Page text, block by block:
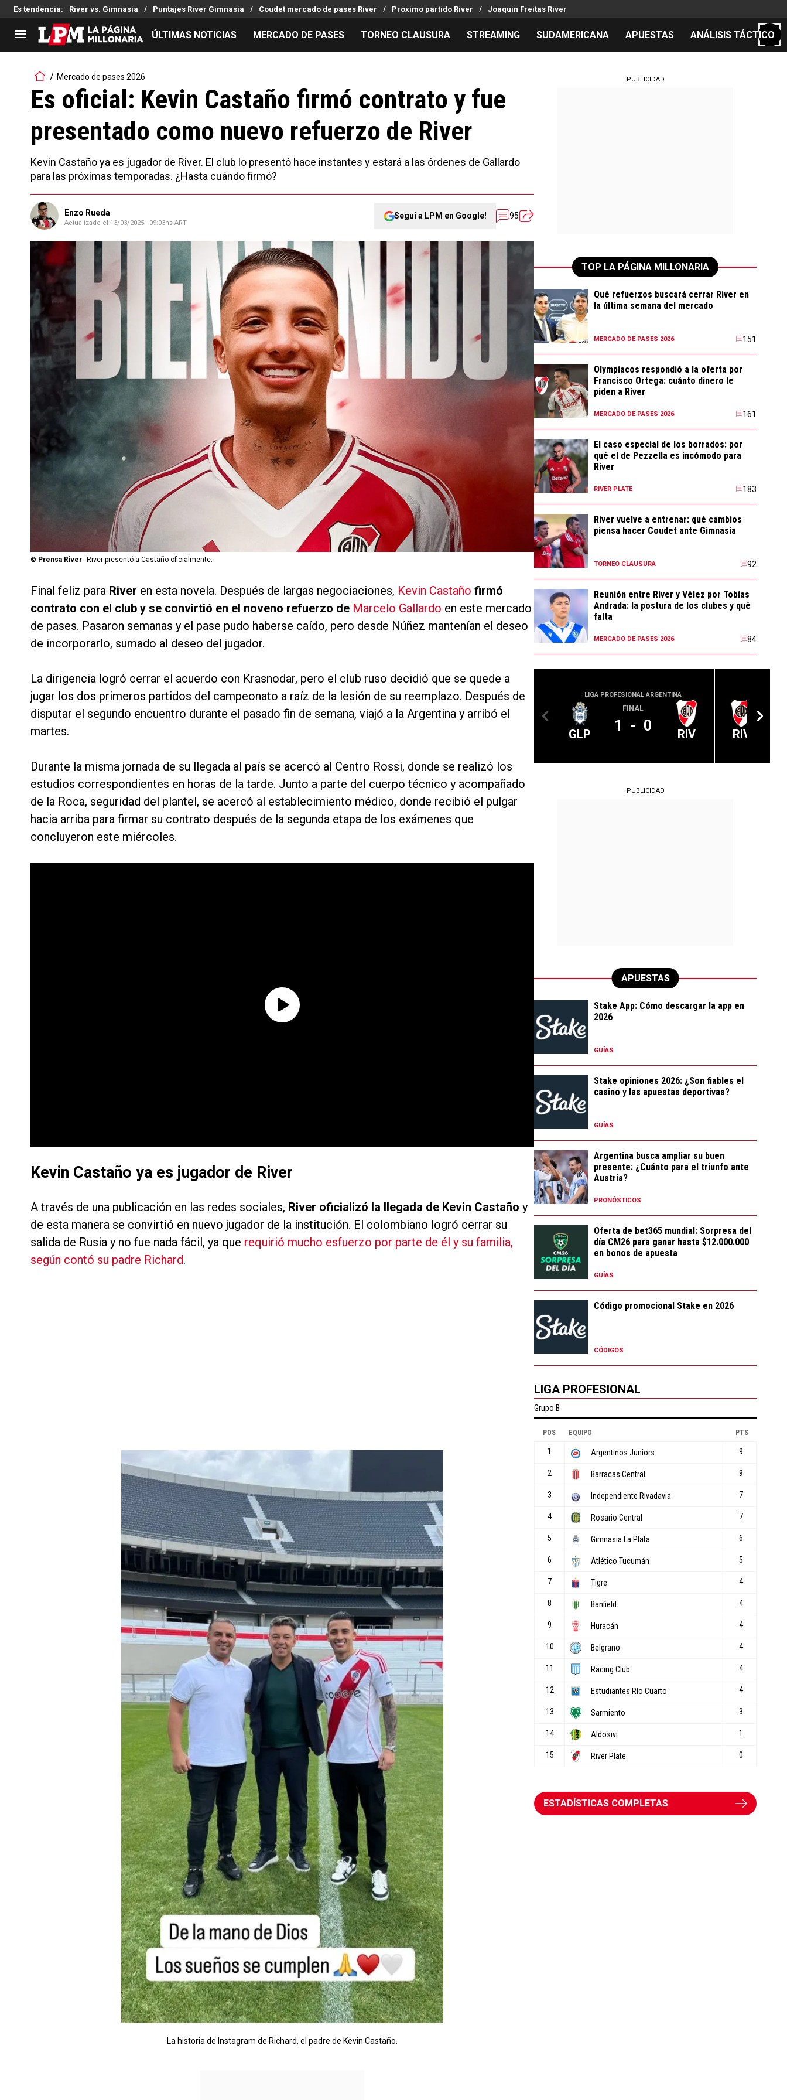
Es tendencia: River vs. Gimnasia Puntajes River Gimnasia Coudet mercado de pases River Próximo partido River Joaquin Freitas River
LIGA PROFESIONAL
Noticias
Tabla de posiciones
Reserva
Copa Sudamericana
Copa Argentina
Mercado de Pases
Análisis tácticos
Juanfer Quintero
Chacho Coudet
Streaming
Entradas
Hinchas
Los goles de River
Guías
ÚLTIMAS NOTICIAS MERCADO DE PASES TORNEO CLAUSURA STREAMING SUDAMERICANA APUESTAS ANÁLISIS TÁCTICO
Mercado de pases 2026
Es oficial: Kevin Castaño firmó contrato y fue
presentado como nuevo refuerzo de River
Kevin Castaño ya es jugador de River. El club lo presentó hace instantes y estará a las órdenes de Gallardo
para las próximas temporadas. ¿Hasta cuándo firmó?
Enzo Rueda
Actualizado el 13/03/2025 - 09:03hs ART
Seguí a LPM en Google! 95
© Prensa River River presentó a Castaño oficialmente.
Final feliz para River en esta novela. Después de largas negociaciones, Kevin Castaño firmó
contrato con el club y se convirtió en el noveno refuerzo de Marcelo Gallardo en este mercado
de pases. Pasaron semanas y el pase pudo haberse caído, pero desde Núñez mantenían el deseo
de incorporarlo, sumado al deseo del jugador.
La dirigencia logró cerrar el acuerdo con Krasnodar, pero el club ruso decidió que se quede a
jugar los dos primeros partidos del campeonato a raíz de la lesión de su reemplazo. Después de
disputar el segundo encuentro durante el pasado fin de semana, viajó a la Argentina y arribó el
martes.
Durante la misma jornada de su llegada al país se acercó al Centro Rossi, donde se realizó los
estudios correspondientes en horas de la tarde. Junto a parte del cuerpo técnico y acompañado
de la Roca, seguridad del plantel, se acercó al establecimiento médico, donde recibió el pulgar
hacia arriba para firmar su contrato después de la segunda etapa de los exámenes que
concluyeron este miércoles.
Kevin Castaño ya es jugador de River
A través de una publicación en las redes sociales, River oficializó la llegada de Kevin Castaño y
de esta manera se convirtió en nuevo jugador de la institución. El colombiano logró cerrar su
salida de Rusia y no fue nada fácil, ya que requirió mucho esfuerzo por parte de él y su familia,
según contó su padre Richard.
La historia de Instagram de Richard, el padre de Kevin Castaño.
PUBLICIDAD
TOP LA PÁGINA MILLONARIA
Qué refuerzos buscará cerrar River en
la última semana del mercado
MERCADO DE PASES 2026 151
Olympiacos respondió a la oferta por
Francisco Ortega: cuánto dinero le
piden a River
MERCADO DE PASES 2026 161
El caso especial de los borrados: por
qué el de Pezzella es incómodo para
River
RIVER PLATE 183
River vuelve a entrenar: qué cambios
piensa hacer Coudet ante Gimnasia
TORNEO CLAUSURA 92
Reunión entre River y Vélez por Tobías
Andrada: la postura de los clubes y qué
falta
MERCADO DE PASES 2026 84
LIGA PROFESIONAL ARGENTINA
GLP
FINAL
1 - 0 RIV RIV
PUBLICIDAD
APUESTAS
Stake App: Cómo descargar la app en
2026
GUÍAS
Stake opiniones 2026: ¿Son fiables el
casino y las apuestas deportivas?
GUÍAS
Argentina busca ampliar su buen
presente: ¿Cuánto para el triunfo ante
Austria?
PRONÓSTICOS
Oferta de bet365 mundial: Sorpresa del
día CM26 para ganar hasta $12.000.000
en bonos de apuesta
GUÍAS
Código promocional Stake en 2026
CÓDIGOS
LIGA PROFESIONAL
ESTADÍSTICAS COMPLETAS